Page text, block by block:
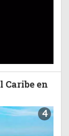
Caribe en
4